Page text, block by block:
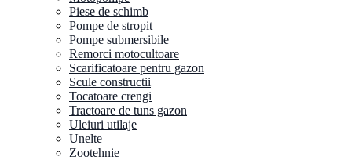
Piese de schimb
Pompe de stropit
Pompe submersibile
Remorci motocultoare
Scarificatoare pentru gazon
Scule constructii
Tocatoare crengi
Tractoare de tuns gazon
Uleiuri utilaje
Unelte
Zootehnie